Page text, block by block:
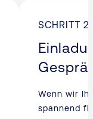
SCHRITT 2
Wenn wir
spannend